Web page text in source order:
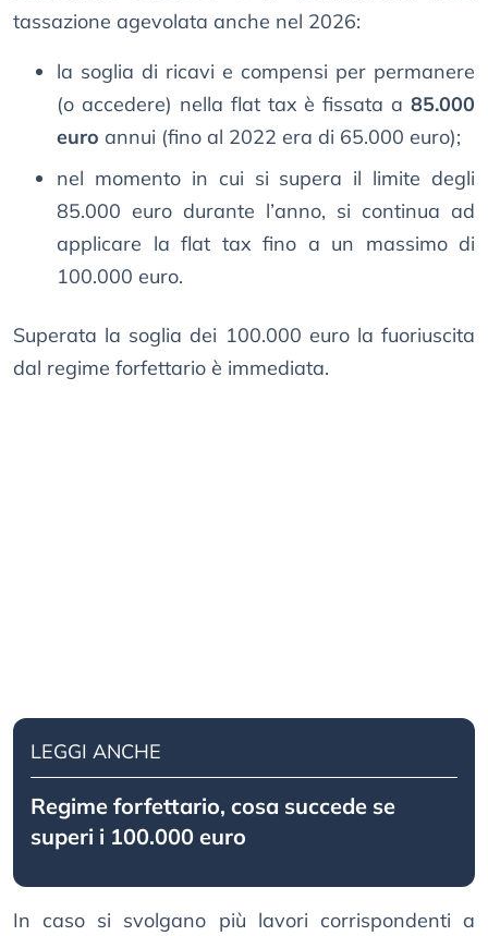
tassazione agevolata anche nel 2026:
la soglia di ricavi e compensi per permanere
(o accedere) nella flat tax è fissata a 85.000
euro annui (fino al 2022 era di 65.000 euro);
nel momento in cui si supera il limite degli
85.000 euro durante l’anno, si continua ad
applicare la flat tax fino a un massimo di
100.000 euro.
Superata la soglia dei 100.000 euro la fuoriuscita
dal regime forfettario è immediata.
LEGGI ANCHE
Regime forfettario, cosa succede se
superi i 100.000 euro
In caso si svolgano più lavori corrispondenti a